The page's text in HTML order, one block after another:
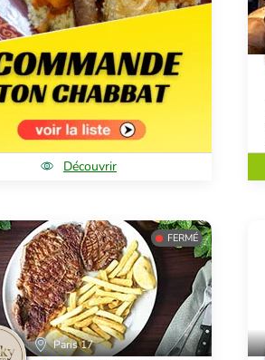
Découvrir
FERMÉ
Paris 17